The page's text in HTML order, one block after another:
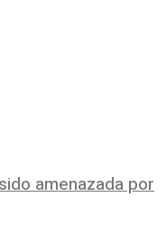
amenazada por